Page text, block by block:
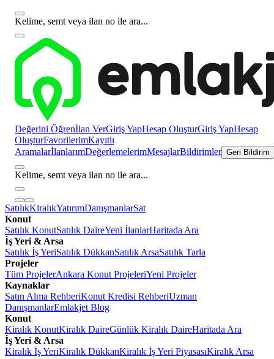
Kelime, semt veya ilan no ile ara...
Değerini Öğrenİlan VerGiriş YapHesap OluşturGiriş YapHesap
OluşturFavorilerimKayıtlı
AramalarİlanlarımDeğerlemelerimMesajlarBildirimler Geri Bildirim
Kelime, semt veya ilan no ile ara...
SatılıkKiralıkYatırımDanışmanlarSat
Konut
Satılık KonutSatılık DaireYeni İlanlarHaritada Ara
İş Yeri & Arsa
Satılık İş YeriSatılık DükkanSatılık ArsaSatılık Tarla
Projeler
Tüm ProjelerAnkara Konut ProjeleriYeni Projeler
Kaynaklar
Satın Alma RehberiKonut Kredisi RehberiUzman
DanışmanlarEmlakjet Blog
Konut
Kiralık KonutKiralık DaireGünlük Kiralık DaireHaritada Ara
İş Yeri & Arsa
Kiralık İş YeriKiralık DükkanKiralık İş Yeri PiyasasıKiralık Arsa